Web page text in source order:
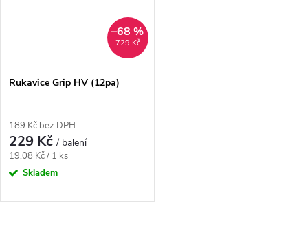
729 Kč
–68 %
Rukavice Grip HV (12pa)
189 Kč bez DPH
229 Kč/ balení
Měrná
cena:
19,08 Kč / 1 ks
Skladem